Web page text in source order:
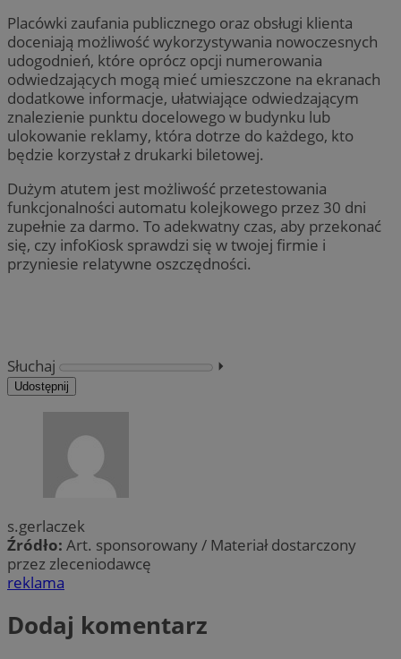
Placówki zaufania publicznego oraz obsługi klienta
doceniają możliwość wykorzystywania nowoczesnych
udogodnień, które oprócz opcji numerowania
odwiedzających mogą mieć umieszczone na ekranach
dodatkowe informacje, ułatwiające odwiedzającym
znalezienie punktu docelowego w budynku lub
ulokowanie reklamy, która dotrze do każdego, kto
będzie korzystał z drukarki biletowej.
Dużym atutem jest możliwość przetestowania
funkcjonalności automatu kolejkowego przez 30 dni
zupełnie za darmo. To adekwatny czas, aby przekonać
się, czy infoKiosk sprawdzi się w twojej firmie i
przyniesie relatywne oszczędności.
Słuchaj ⏵︎
Udostępnij
s.gerlaczek
Źródło: Art. sponsorowany / Materiał dostarczony
przez zleceniodawcę
reklama
Dodaj komentarz